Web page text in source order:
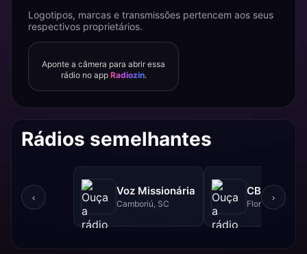
Logotipos, marcas e transmissões pertencem aos seus
respectivos proprietários.
Aponte a câmera para abrir essa
rádio no app Radiozin.
Rádios semelhantes
‹
Voz Missionária
Camboriú, SC
CBN - 740
Florianópolis,
›